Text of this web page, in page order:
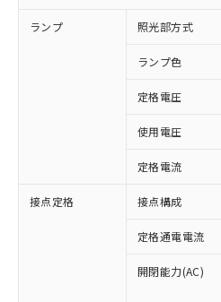
ランプ 照光部方式
ランプ色
定格電圧
使用電圧
定格電流
接点定格 接点構成
定格通電電流
開閉能力(AC)
ご利用条件
ご利用ください。
非含有に対応した製品
有に対応した製品に切り
対応予定なし：EU
非含有に非対応の商品
定はありません。
調査・確認中：EU